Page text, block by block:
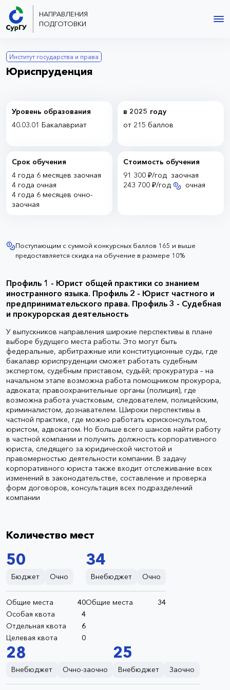
НАПРАВЛЕНИЯ
ПОДГОТОВКИ
Институт государства и права
Юриспруденция
Уровень образования
40.03.01 Бакалавриат
в 2025 году
от 215 баллов
Срок обучения
4 года 6 месяцев заочная
4 года очная
4 года 6 месяцев очно-
заочная
Стоимость обучения
91 300 ₽/год заочная
243 700 ₽/год
очная
Поступающим с суммой конкурсных баллов 165 и выше
предоставляется скидка на обучение в размере 10%
Профиль 1 - Юрист общей практики со знанием
иностранного языка. Профиль 2 - Юрист частного и
предпринимательского права. Профиль 3 - Судебная
и прокурорская деятельность
У выпускников направления широкие перспективы в плане
выборе будущего места работы. Это могут быть
федеральные, арбитражные или конституционные суды, где
бакалавр юриспруденции сможет работать судебным
экспертом, судебным приставом, судьёй; прокуратура – на
начальном этапе возможна работа помощником прокурора,
адвоката; правоохранительные органы (полиция), где
возможна работа участковым, следователем, полицейским,
криминалистом, дознавателем. Широки перспективы в
частной практике, где можно работать юрисконсультом,
юристом, адвокатом. Но больше всего шансов найти работу
в частной компании и получить должность корпоративного
юриста, следящего за юридической чистотой и
правомерностью деятельности компании. В задачу
корпоративного юриста также входит отслеживание всех
изменений в законодательстве, составление и проверка
форм договоров, консультация всех подразделений
компании
Количество мест
50
Бюджет Очно
Общие места
40
Особая квота
4
Отдельная квота
6
Целевая квота
0
34
Внебюджет Очно
Общие места 34
28
Внебюджет Очно-заочно
25
Внебюджет Заочно